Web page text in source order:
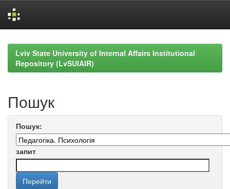
navigationLviv State University of Internal Affairs Institutional
Repository (LvSUIAIR)
Пошук
Пошук:
запит